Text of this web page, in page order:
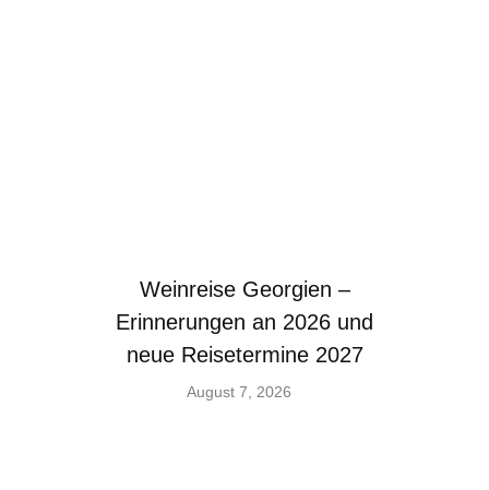
Weinreise Georgien –
Erinnerungen an 2026 und
neue Reisetermine 2027
August 7, 2026